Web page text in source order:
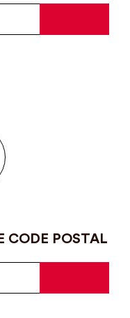
CODE POSTAL